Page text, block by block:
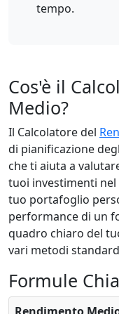
tempo.
Cos'è il
Medio?
Il Calcolatore del
di pianificazione
che ti aiuta a
tuoi investimenti nel
tuo portafoglio
performance di un
quadro chiaro del
vari metodi
Formule